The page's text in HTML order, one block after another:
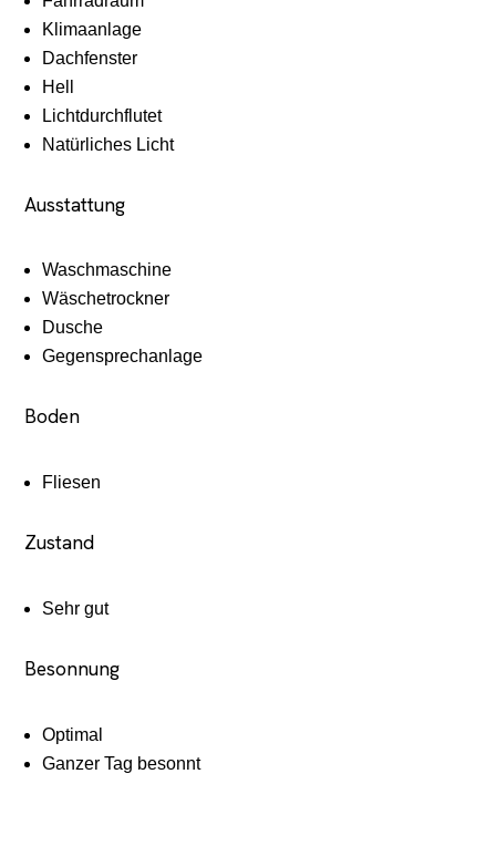
Klimaanlage
Dachfenster
Hell
Lichtdurchflutet
Natürliches Licht
Ausstattung
Waschmaschine
Wäschetrockner
Dusche
Gegensprechanlage
Boden
Fliesen
Zustand
Sehr gut
Besonnung
Optimal
Ganzer Tag besonnt